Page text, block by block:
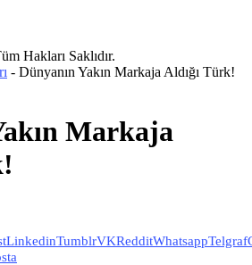
Hakları Saklıdır.
- Dünyanın Yakın Markaja Aldığı Türk!
Markaja
LinkedinTumblrVKRedditWhatsappTelgraf